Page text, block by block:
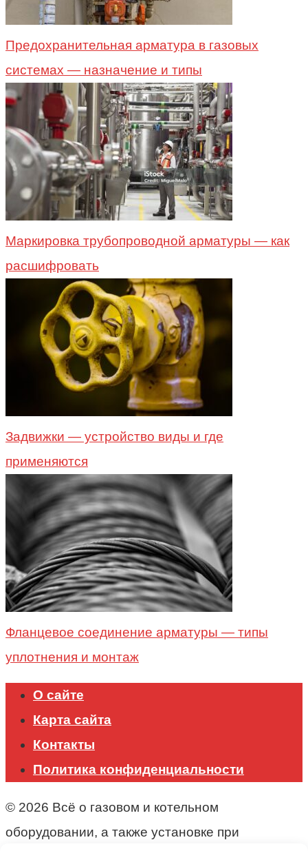
Предохранительная арматура в газовых
системах — назначение и типы
Маркировка трубопроводной арматуры — как
расшифровать
Задвижки — устройство виды и где
применяются
Фланцевое соединение арматуры — типы
уплотнения и монтаж
О сайте
Карта сайта
Контакты
Политика конфиденциальности
© 2026 Всё о газовом и котельном
оборудовании, а также установке при